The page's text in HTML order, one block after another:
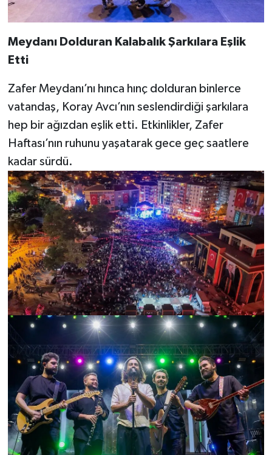
Meydanı Dolduran Kalabalık Şarkılara Eşlik
Etti
Zafer Meydanı’nı hınca hınç dolduran binlerce
vatandaş, Koray Avcı’nın seslendirdiği şarkılara
hep bir ağızdan eşlik etti. Etkinlikler, Zafer
Haftası’nın ruhunu yaşatarak gece geç saatlere
kadar sürdü.